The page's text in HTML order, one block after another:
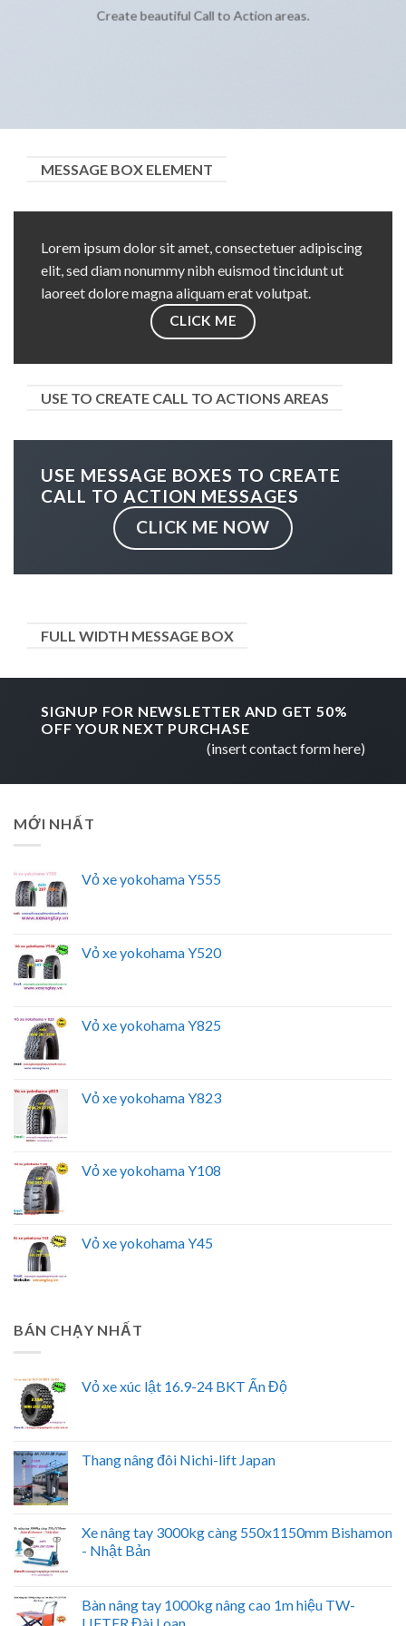
Create beautiful Call to Action areas.
MESSAGE BOX ELEMENT
Lorem ipsum dolor sit amet, consectetuer adipiscing
elit, sed diam nonummy nibh euismod tincidunt ut
laoreet dolore magna aliquam erat volutpat.
CLICK ME
USE TO CREATE CALL TO ACTIONS AREAS
USE MESSAGE BOXES TO CREATE
CALL TO ACTION MESSAGES
CLICK ME NOW
FULL WIDTH MESSAGE BOX
SIGNUP FOR NEWSLETTER AND GET 50%
OFF YOUR NEXT PURCHASE
(insert contact form here)
MỚI NHẤT
Vỏ xe yokohama Y555
Vỏ xe yokohama Y520
Vỏ xe yokohama Y825
Vỏ xe yokohama Y823
Vỏ xe yokohama Y108
Vỏ xe yokohama Y45
BÁN CHẠY NHẤT
Vỏ xe xúc lật 16.9-24 BKT Ấn Độ
Thang nâng đôi Nichi-lift Japan
Xe nâng tay 3000kg càng 550x1150mm Bishamon
- Nhật Bản
Bàn nâng tay 1000kg nâng cao 1m hiệu TW-